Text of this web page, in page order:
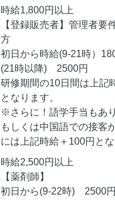
時給1,800円以上
【登録販売者】管理者要
方
初日から時給(9-21時）
(21時以降) 2500円
研修期間の10日間は上記
となります。
※さらに！語学手当もあ
もしくは中国語での接客
には上記時給＋100円とな
時給2,500円以上
【薬剤師】
初日から(9-22時) 2500円